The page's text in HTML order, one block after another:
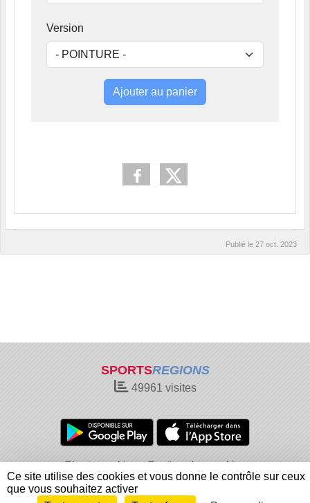
Version
Ajouter au panier
Publié le 27 oct. 2023
SPORTSREGIONS
49961 visites
Charte cookies
Gestion des cookies
Informations légales
Signaler un contenu inapproprié
Ce site utilise des cookies et vous donne le contrôle sur ceux
que vous souhaitez activer